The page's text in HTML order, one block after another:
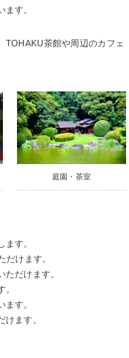
す。
TOHAKU茶館や周辺のカフェ
庭園・茶室
す。
だけます。
だけます。
す。
ます。